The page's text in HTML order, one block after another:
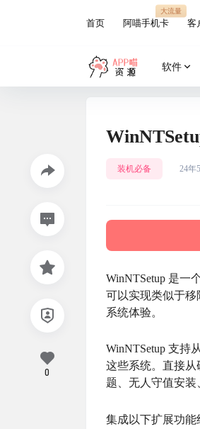
首页 阿喵手机卡
大流量
客
软件
装机必备 24年
WinNTSetup 是一
可以实现类似于移
系统体验。
WinNTSetup 支持
这些系统。直接从
题、无人守值安装
集成以下扩展功能
0